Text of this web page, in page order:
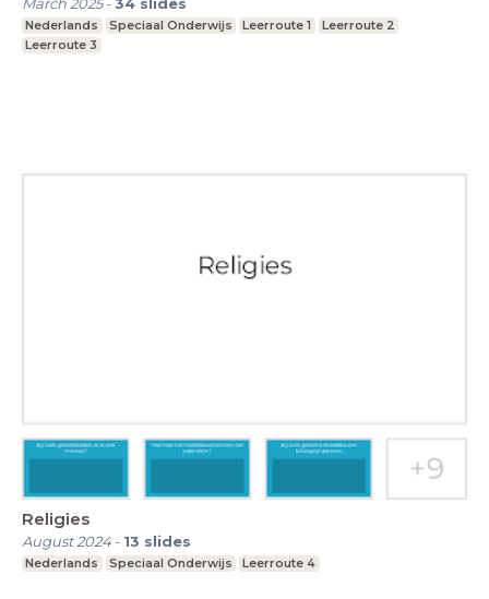
Nederlands Speciaal Onderwijs Leerroute 1
Leerroute 2
Leerroute 3
Religies
August 2024- 13 slides
Nederlands Speciaal Onderwijs Leerroute 4